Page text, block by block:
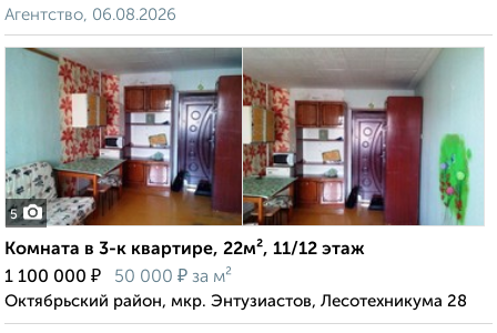
Агентство, 06.08.2026
5
Комната в 3-к квартире, 22м², 11/12 этаж
1 100 000 ₽ 50 000 ₽ за м²
Октябрьский район, мкр. Энтузиастов, Лесотехникума 28